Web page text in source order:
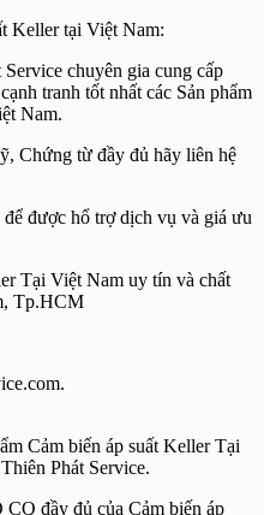
Keller tại Việt Nam:
chuyên gia cung cấp
tranh tốt nhất các Sản phẩm
Nam.
Chứng từ đầy đủ hãy liên hệ
được hổ trợ dịch vụ và giá ưu
Tại Việt Nam uy tín và chất
Tp.HCM
Cảm biến áp suất Keller Tại
Phát Service.
đầy đủ của Cảm biến áp